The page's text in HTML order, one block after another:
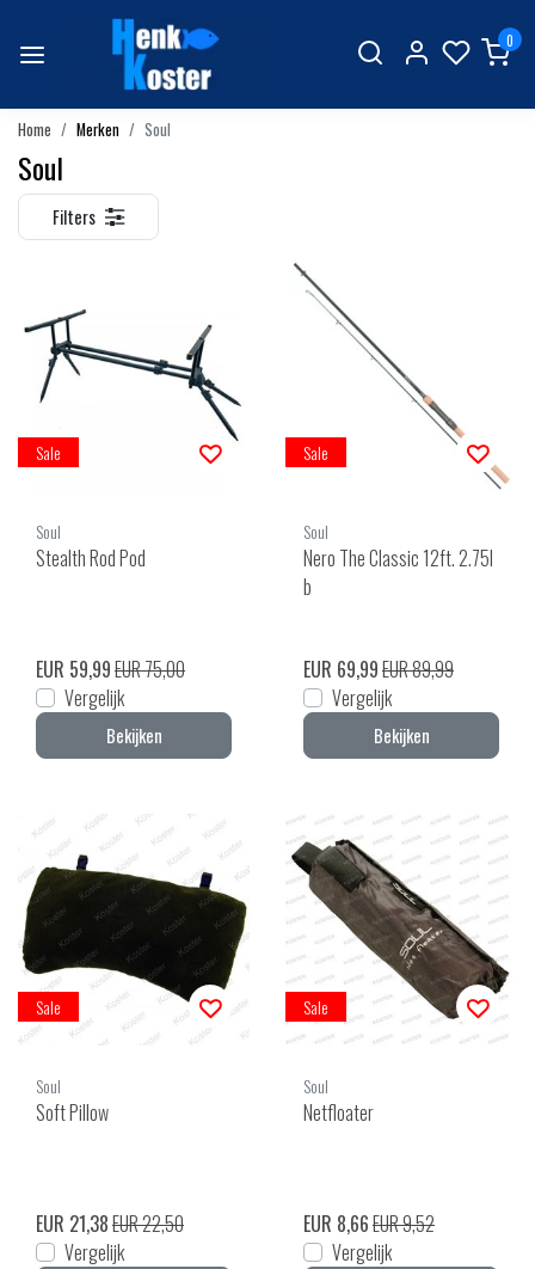
0
Home Merken Soul
Soul
Filters
Sale
Soul
Stealth Rod Pod
EUR 59,99EUR 75,00
Vergelijk
Bekijken
Sale
Soul
Nero The Classic 12ft. 2.75l
b
EUR 69,99EUR 89,99
Vergelijk
Bekijken
Sale
Soul
Soft Pillow
EUR 21,38EUR 22,50
Vergelijk
Sale
Soul
Netfloater
EUR 8,66EUR 9,52
Vergelijk